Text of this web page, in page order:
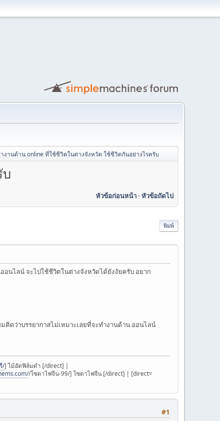
งานด้าน online ที่ใช้ชีวิตในต่างจังหวัด ใช้ชีวิตกันอย่างไรครับ
หัวข้อก่อนหน้า-หัวข้อถัดไป
พิมพ์
นไลน์ จะไปใช้ชีวิตในต่างจังหวัดได้ยังงัยครับ อยาก
ดว่าบรรยากาสไม่เหมาะเลยที่จะทำงานด้าน ออนไลน์
/] ไม้อัดฟิล์มดำ [/direct] |
/โซดาไฟจีน-99/] โซดาไฟจีน [/direct] | [direct=
#1